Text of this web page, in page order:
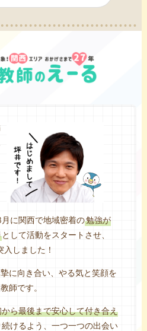
に関西で地域密着の勉強が
として活動をスタートさせ、
入しました！
に向き合い、やる気と笑顔を
師です。
から最後まで安心して付き合え
続けるよう、一つ一つの出会い